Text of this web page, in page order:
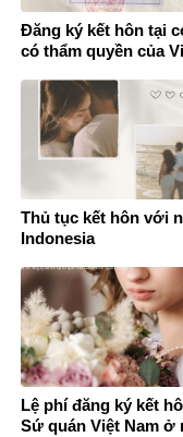
Đăng ký kết hôn tại
có thẩm quyền của
Thủ tục kết hôn với
Indonesia
Lệ phí đăng ký kết
Sứ quán Việt Nam ở